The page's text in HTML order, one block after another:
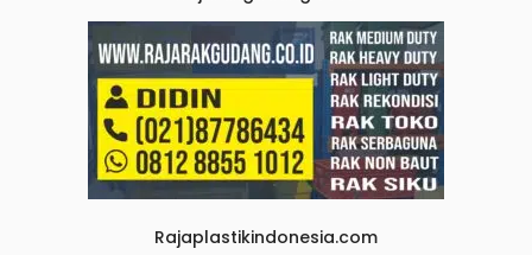
Rajaplastikindonesia.com